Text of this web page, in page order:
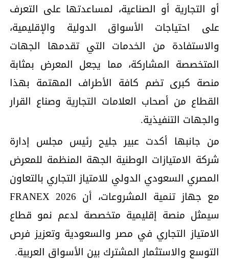
أو التجارية أو الصناعية، لمساعدتها على التعرف
على احتياجات الأسواق الدولية والإقليمية،
والاستفادة من الخدمات التي تقدمها الجهات
المتخصصة المشاركة، مما يجعل المعرض بمثابة
منصة كبرى تضم كافة الأطراف المهتمة بهذا
القطاع من أصحاب العلامات التجارية وصناع القرار
والجهات التنفيذية.
من جانبها أكدت عبير جليح رئيس مجلس إدارة
شركة الامتيازات الوطنية الجهة المنظمة للمعرض
المصري السعودي الدولي للامتياز التجاري بالتعاون
مع جهاز تنمية المشروعات، أن FRANEX 2026
سيمثل منصة إقليمية متخصصة لدعم نمو قطاع
الامتياز التجاري في مصر والسعودية وتعزيز فرص
التوسع والاستثمار المشترك بين الأسواق العربية.